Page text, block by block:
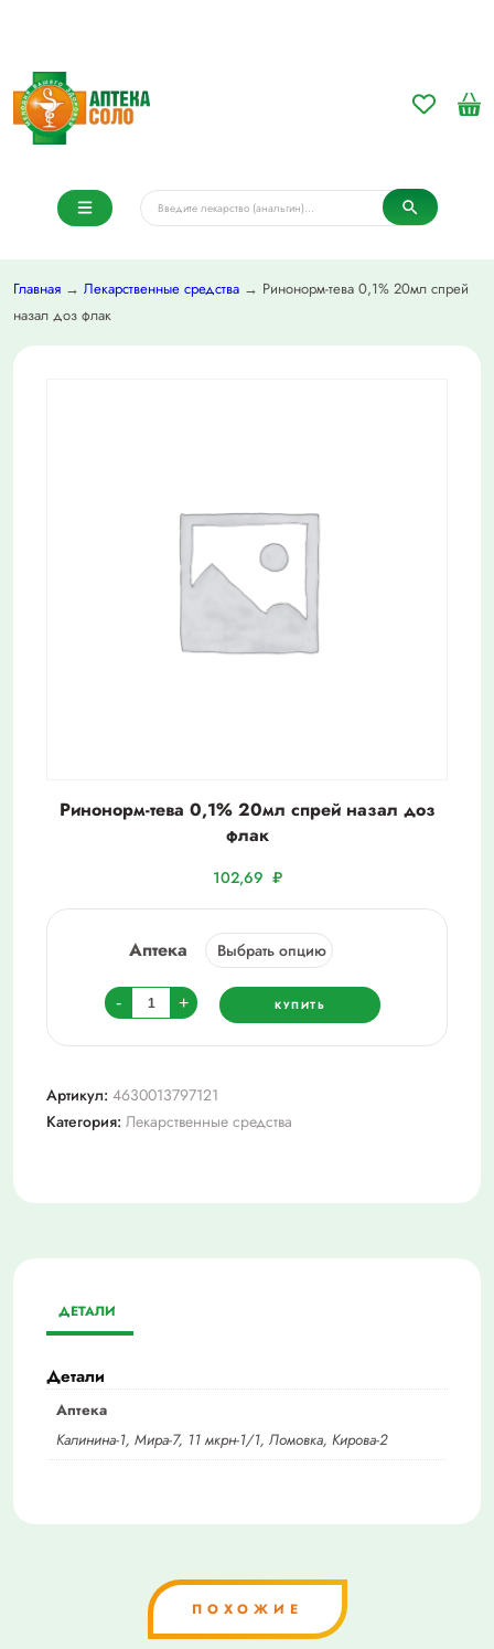
Главная → Лекарственные средства → Ринонорм-тева 0,1% 20мл спрей
назал доз флак
Ринонорм-тева 0,1% 20мл спрей назал доз
флак
102,69 ₽
Аптека
-
Количество
товара
Ринонорм-
0,1%
20мл
доз
+ КУПИТЬ
Артикул: 4630013797121
Категория: Лекарственные средства
ДЕТАЛИ
Детали
Аптека
Калинина-1, Мира-7, 11 мкрн-1/1, Ломовка, Кирова-2
ПОХОЖИЕ